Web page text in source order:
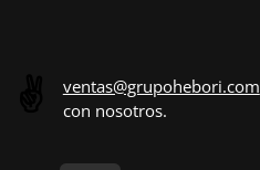
ventas@grupohebori.com
con nosotros.